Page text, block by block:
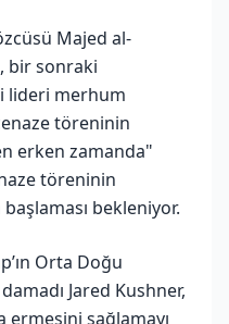
Majed al-
bir sonraki
lideri merhum
töreninin
erken zamanda"
töreninin
bekleniyor.
Orta Doğu
Jared Kushner,
ermesini sağlamayı